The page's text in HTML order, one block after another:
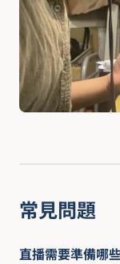
常見問題
直播需要準備哪